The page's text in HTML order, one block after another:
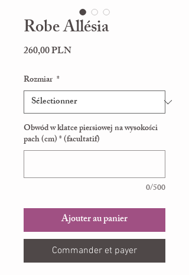
Robe Allésia
260,00 PLNPrix
Rozmiar *
Obwód w klatce piersiowej na wysokości
pach (cm) * (facultatif)
0/500
Ajouter au panier
Commander et payer